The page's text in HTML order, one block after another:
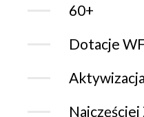
60+
Dotacje
Aktywizacja